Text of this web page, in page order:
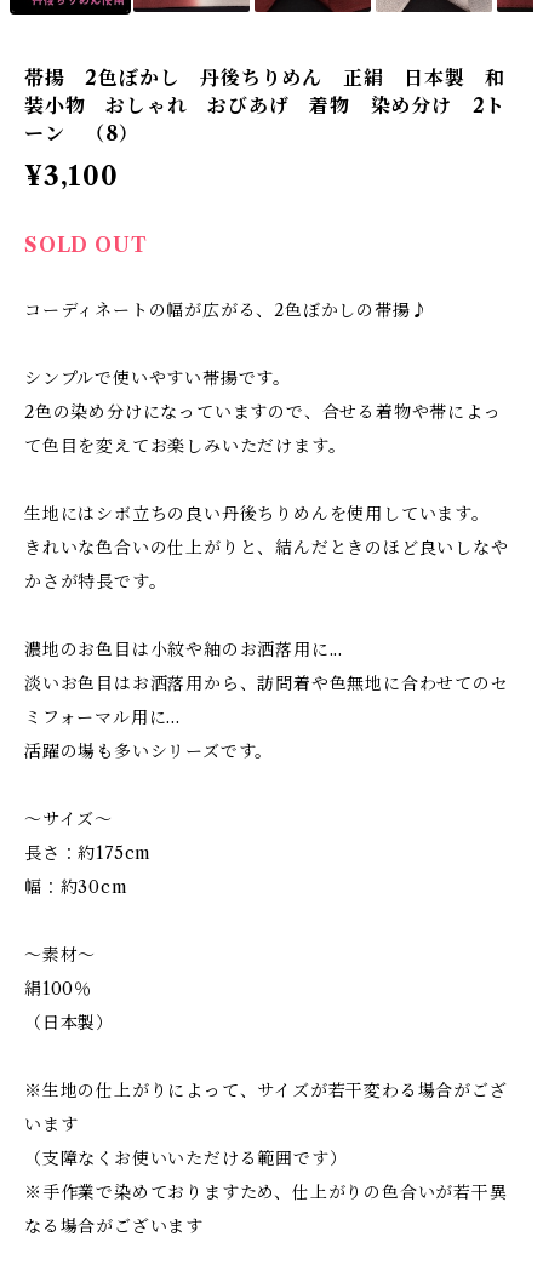
帯揚 2色ぼかし 丹後ちりめん 正絹 日本製 和
装小物 おしゃれ おびあげ 着物 染め分け 2ト
ーン （8）
¥3,100
SOLD OUT
コーディネートの幅が広がる、2色ぼかしの帯揚♪
シンプルで使いやすい帯揚です。
2色の染め分けになっていますので、合せる着物や帯によっ
て色目を変えてお楽しみいただけます。
生地にはシボ立ちの良い丹後ちりめんを使用しています。
きれいな色合いの仕上がりと、結んだときのほど良いしなや
かさが特長です。
濃地のお色目は小紋や紬のお洒落用に...
淡いお色目はお洒落用から、訪問着や色無地に合わせてのセ
ミフォーマル用に...
活躍の場も多いシリーズです。
～サイズ～
長さ：約175cm
幅：約30cm
～素材～
絹100％
（日本製）
※生地の仕上がりによって、サイズが若干変わる場合がござ
います
（支障なくお使いいただける範囲です）
※手作業で染めておりますため、仕上がりの色合いが若干異
なる場合がございます